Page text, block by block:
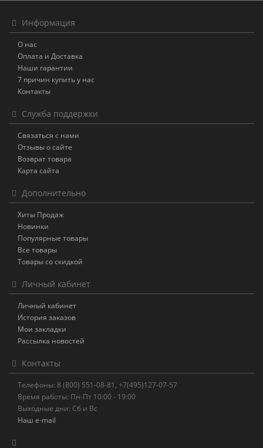
Информация
О нас
Оплата и Доставка
Наши гарантии
7 причин купить у нас
Контакты
Служба поддержки
Связаться с нами
Отзывы о сайте
Возврат товара
Карта сайта
Дополнительно
Хиты Продаж
Новинки
Популярные товары
Все товары
Товары со скидкой
Личный кабинет
Личный кабинет
История заказов
Мои закладки
Рассылка новостей
Контакты
Телефоны: 8 (800) 551-08-81, +7(495)127-07-57
Время работы: Пн-Пт 10:00 - 19:00
Выходные дни: Сб и Вс
Наш e-mail